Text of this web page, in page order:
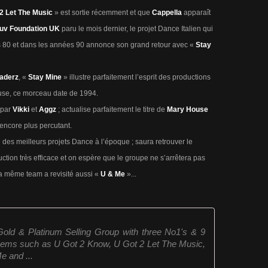
Let The Music » est sortie récemment et que Cappella apparaît
Foundation UK paru le mois dernier, le projet Dance Italien qui
et dans les années 90 annonce son grand retour avec « Stay
, « Stay Mine » illustre parfaitement l’esprit des productions
ce morceau date de 1994.
Vikki etAggz ; actualise parfaitement le titre de Mary House
plus percutant.
des meilleurs projets Dance à l’époque ; saura retrouver le
très efficace et on espère que le groupe ne s’arrêtera pas
même team a revisité aussi « U & Me »...
& Platinum Selling Group with three No1's & 9
such as U Got 2 Know, U Got 2 Let The Music,
and ...